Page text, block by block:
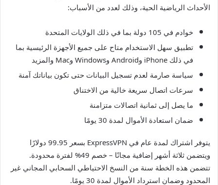
الأحداث الرياضية الحية، وذلك لعدد من الأسباب:
خوادم في 105 دولة بما في ذلك الولايات المتحدة
تطبيق سهل الاستخدام متاح على جميع الأجهزة الرئيسية بما
في ذلك iPhone وAndroid وWindows وMac والمزيد
سياسة صارمة لعدم تسجيل البيانات حتى تكون بياناتك آمنة
سرعات اتصال سريعة خالية من الاختناق
ما يصل إلى ثمانية اتصالات متزامنة
ضمان استعادة الأموال لمدة 30 يومًا
يتوفر اشتراك لمدة عام في ExpressVPN بسعر 99.95 دولارًا
ويتضمن ثلاثة أشهر إضافية مجانًا – خصم 49% لفترة محدودة.
تتضمن هذه الخطة سنة من النسخ الاحتياطي السحابي المجاني غير
المحدود وضمان استرداد الأموال لمدة 30 يومًا.